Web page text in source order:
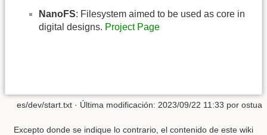
NanoFS: Filesystem aimed to be used as core in
digital designs. Project Page
es/dev/start.txt · Última modificación: 2023/09/22 11:33 por ostua
Excepto donde se indique lo contrario, el contenido de este wiki